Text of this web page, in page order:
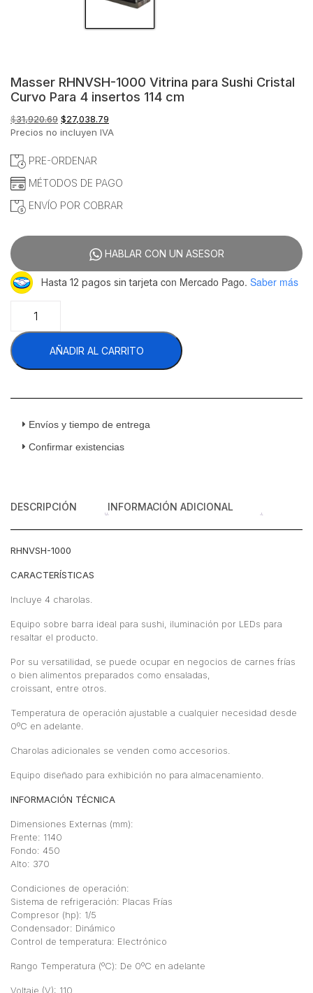
Masser RHNVSH-1000 Vitrina para Sushi Cristal
Curvo Para 4 insertos 114 cm
$31,920.69 El
precio
era:
$27,038.79
precio
Precios no incluyen IVA
PRE-ORDENAR
MÉTODOS DE PAGO
ENVÍO POR COBRAR
HABLAR CON UN ASESOR
Hasta 12 pagos sin tarjeta con Mercado Pago. Saber más
RHNVSH-
1000
Vitrina
para
Cristal
Para
insertos
AÑADIR AL CARRITO
Envíos y tiempo de entrega
Confirmar existencias
DESCRIPCIÓN INFORMACIÓN ADICIONAL
RHNVSH-1000
CARACTERÍSTICAS
Incluye 4 charolas.
Equipo sobre barra ideal para sushi, iluminación por LEDs para
resaltar el producto.
Por su versatilidad, se puede ocupar en negocios de carnes frías
o bien alimentos preparados como ensaladas,
croissant, entre otros.
Temperatura de operación ajustable a cualquier necesidad desde
0ºC en adelante.
Charolas adicionales se venden como accesorios.
Equipo diseñado para exhibición no para almacenamiento.
INFORMACIÓN TÉCNICA
Dimensiones Externas (mm):
Frente: 1140
Fondo: 450
Alto: 370
Condiciones de operación:
Sistema de refrigeración: Placas Frías
Compresor (hp): 1/5
Condensador: Dinámico
Control de temperatura: Electrónico
Rango Temperatura (ºC): De 0ºC en adelante
Voltaje (V): 110